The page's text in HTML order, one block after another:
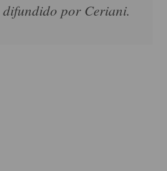
difundido por Ceriani.